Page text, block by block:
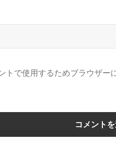
トで使用するためブラウザ